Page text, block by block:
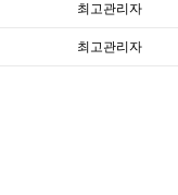
최고관리자
최고관리자